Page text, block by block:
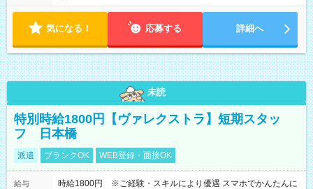
気になる！ 応募する 詳細へ
未読
特別時給1800円【ヴァレクストラ】短期スタッ
フ 日本橋
派遣 ブランクOK WEB登録・面接OK
給与
時給1800円 ※ご経験・スキルにより優遇 スマホでかんたんに